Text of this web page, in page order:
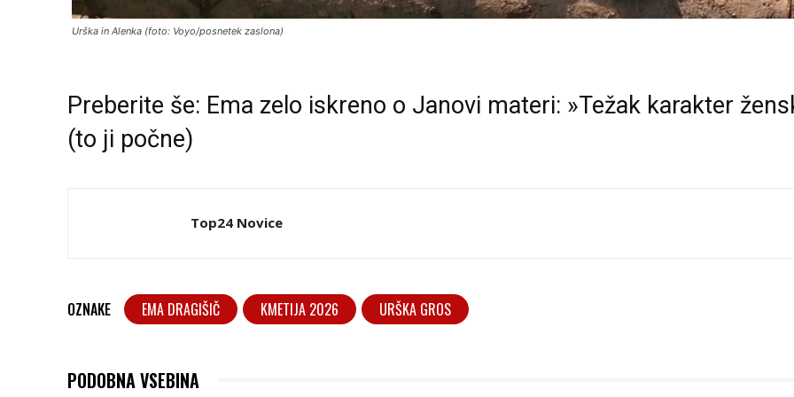
Urška in Alenka (foto: Voyo/posnetek zaslona)
Preberite še: Ema zelo iskreno o Janovi materi: »Težak karakter
(to ji počne)
Top24 Novice
OZNAKE EMA DRAGIŠIČ KMETIJA 2026 URŠKA GROS
PODOBNA VSEBINA